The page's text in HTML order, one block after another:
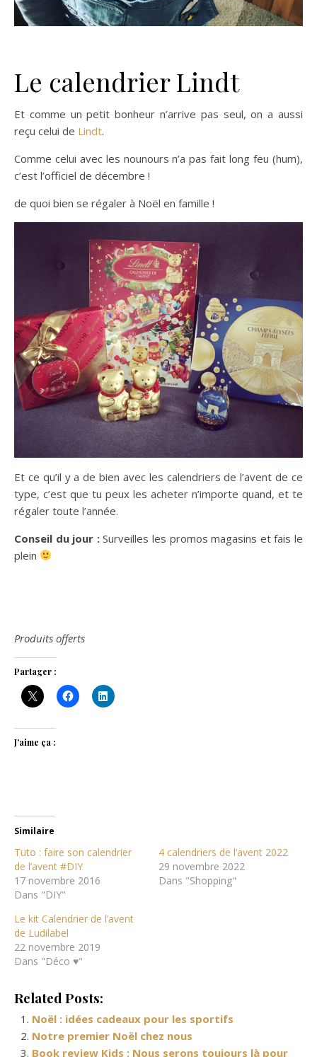
Le calendrier Lindt
Et comme un petit bonheur n’arrive pas seul, on a aussi
reçu celui de Lindt.
Comme celui avec les nounours n’a pas fait long feu (hum),
c’est l’officiel de décembre !
de quoi bien se régaler à Noël en famille !
Et ce qu’il y a de bien avec les calendriers de l’avent de ce
type, c’est que tu peux les acheter n’importe quand, et te
régaler toute l’année.
Conseil du jour :Surveilles les promos magasins et fais le
plein
Produits offerts
Partager :
J’aime ça :
Similaire
Tuto : faire son calendrier
de l’avent #DIY
17 novembre 2016
Dans "DIY"
4 calendriers de l’avent 2022
29 novembre 2022
Dans "Shopping"
Le kit Calendrier de l’avent
de Ludilabel
22 novembre 2019
Dans "Déco ♥"
Related Posts:
Noël : idées cadeaux pour les sportifs
Notre premier Noël chez nous
Book review Kids : Nous serons toujours là pour